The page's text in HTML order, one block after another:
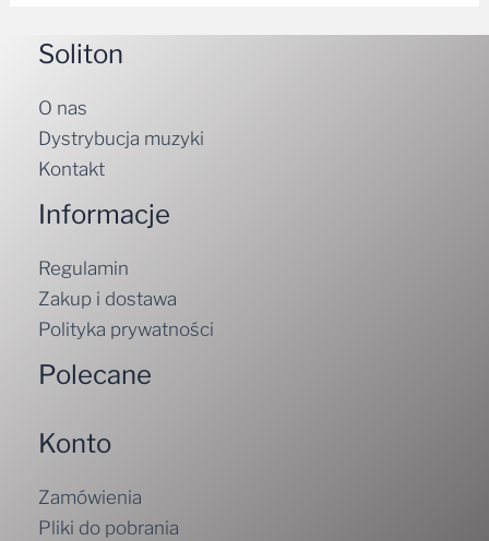
Soliton
O nas
Dystrybucja muzyki
Kontakt
Informacje
Regulamin
Zakup i dostawa
Polityka prywatności
Polecane
Konto
Zamówienia
Pliki do pobrania